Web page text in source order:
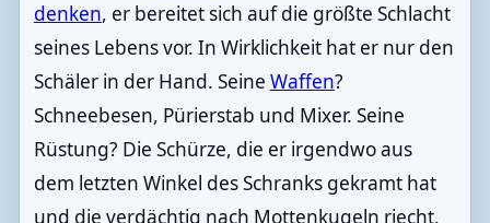
denken, er bereitet sich auf die größte Schlacht
seines Lebens vor. In Wirklichkeit hat er nur den
Schäler in der Hand. Seine Waffen?
Schneebesen, Pürierstab und Mixer. Seine
Rüstung? Die Schürze, die er irgendwo aus
dem letzten Winkel des Schranks gekramt hat
und die verdächtig nach Mottenkugeln riecht.